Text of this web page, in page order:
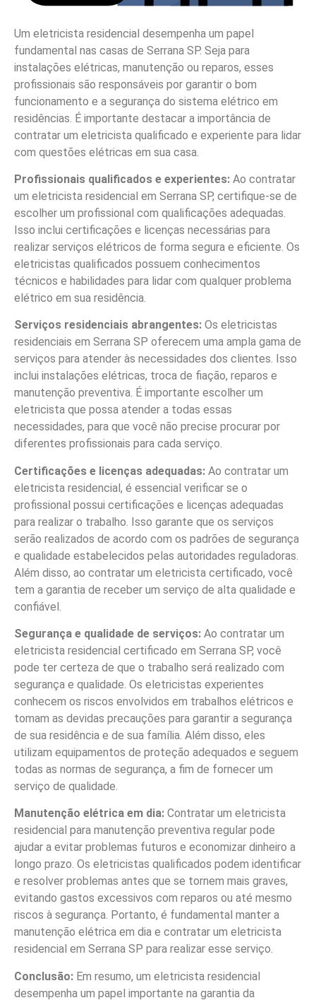
Um eletricista residencial desempenha um papel
fundamental nas casas de Serrana SP. Seja para
instalações elétricas, manutenção ou reparos, esses
profissionais são responsáveis por garantir o bom
funcionamento e a segurança do sistema elétrico em
residências. É importante destacar a importância de
contratar um eletricista qualificado e experiente para lidar
com questões elétricas em sua casa.
Profissionais qualificados e experientes: Ao contratar
um eletricista residencial em Serrana SP, certifique-se de
escolher um profissional com qualificações adequadas.
Isso inclui certificações e licenças necessárias para
realizar serviços elétricos de forma segura e eficiente. Os
eletricistas qualificados possuem conhecimentos
técnicos e habilidades para lidar com qualquer problema
elétrico em sua residência.
Serviços residenciais abrangentes: Os eletricistas
residenciais em Serrana SP oferecem uma ampla gama de
serviços para atender às necessidades dos clientes. Isso
inclui instalações elétricas, troca de fiação, reparos e
manutenção preventiva. É importante escolher um
eletricista que possa atender a todas essas
necessidades, para que você não precise procurar por
diferentes profissionais para cada serviço.
Certificações e licenças adequadas: Ao contratar um
eletricista residencial, é essencial verificar se o
profissional possui certificações e licenças adequadas
para realizar o trabalho. Isso garante que os serviços
serão realizados de acordo com os padrões de segurança
e qualidade estabelecidos pelas autoridades reguladoras.
Além disso, ao contratar um eletricista certificado, você
tem a garantia de receber um serviço de alta qualidade e
confiável.
Segurança e qualidade de serviços: Ao contratar um
eletricista residencial certificado em Serrana SP, você
pode ter certeza de que o trabalho será realizado com
segurança e qualidade. Os eletricistas experientes
conhecem os riscos envolvidos em trabalhos elétricos e
tomam as devidas precauções para garantir a segurança
de sua residência e de sua família. Além disso, eles
utilizam equipamentos de proteção adequados e seguem
todas as normas de segurança, a fim de fornecer um
serviço de qualidade.
Manutenção elétrica em dia: Contratar um eletricista
residencial para manutenção preventiva regular pode
ajudar a evitar problemas futuros e economizar dinheiro a
longo prazo. Os eletricistas qualificados podem identificar
e resolver problemas antes que se tornem mais graves,
evitando gastos excessivos com reparos ou até mesmo
riscos à segurança. Portanto, é fundamental manter a
manutenção elétrica em dia e contratar um eletricista
residencial em Serrana SP para realizar esse serviço.
Conclusão: Em resumo, um eletricista residencial
desempenha um papel importante na garantia da